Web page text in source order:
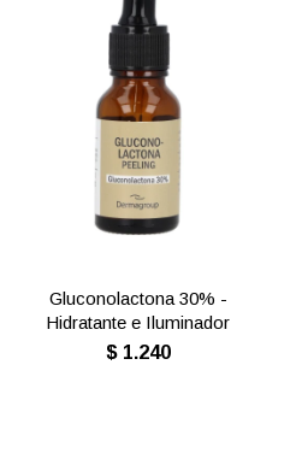
Gluconolactona 30% -
Hidratante e Iluminador
$ 1.240